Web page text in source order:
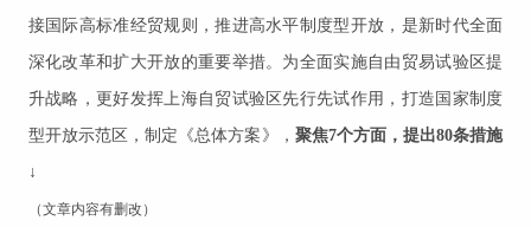
接国际高标准经贸规则，推进高水平制度型开放，是新时代全面
深化改革和扩大开放的重要举措。为全面实施自由贸易试验区提
升战略，更好发挥上海自贸试验区先行先试作用，打造国家制度
型开放示范区，制定《总体方案》， 聚焦7个方面，提出80条措施
↓
（文章内容有删改）